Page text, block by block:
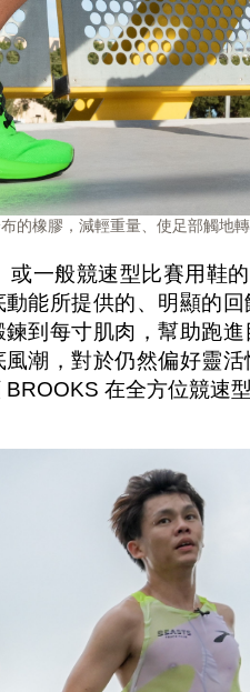
的橡膠，減輕重量、使足部觸地
或一般競速型比賽用鞋
能所提供的、明顯的
到每寸肌肉，幫助跑
潮，對於仍然偏好靈
在全方位競速